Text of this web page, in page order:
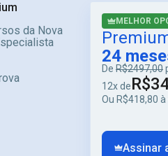
da Nova
MELHOR
24
De R$2497,00
12x de
Ou R$418,80
Assinar